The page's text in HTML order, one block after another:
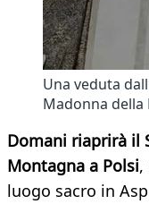
Una veduta
Madonna della
Domani riaprirà il
Montagna a Polsi,
luogo sacro in